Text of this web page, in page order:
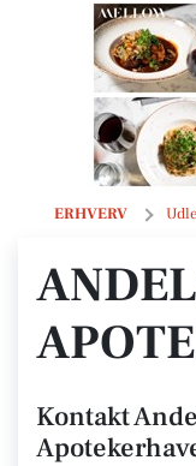
ERHVERV
Kontakt